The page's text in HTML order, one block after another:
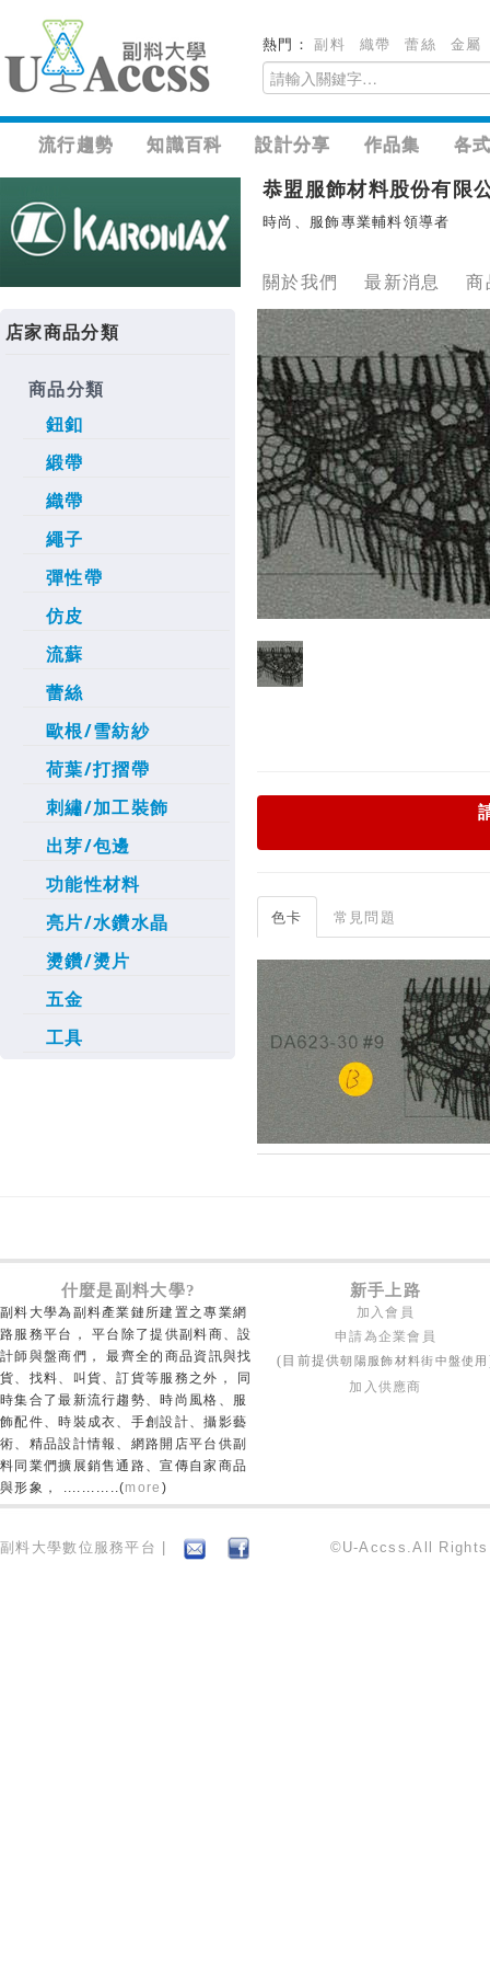
熱門：副料 織帶 蕾絲 金屬
流行趨勢 知識百科 設計分享 作品集 各
恭盟服飾材料股份有限
時尚、服飾專業輔料領導者
關於我們 最新消息 商
店家商品分類
商品分類
鈕釦
緞帶
織帶
繩子
彈性帶
仿皮
流蘇
蕾絲
歐根/雪紡紗
荷葉/打摺帶
刺繡/加工裝飾
出芽/包邊
功能性材料
亮片/水鑽水晶
燙鑽/燙片
五金
工具
色卡 常見問題
什麼是副料大學? 新手上路
副料大學為副料產業鏈所建置之專業網
路服務平台， 平台除了提供副料商、設
計師與盤商們， 最齊全的商品資訊與找
貨、找料、叫貨、訂貨等服務之外， 同
時集合了最新流行趨勢、時尚風格、服
飾配件、時裝成衣、手創設計、攝影藝
術、精品設計情報、網路開店平台供副
料同業們擴展銷售通路、宣傳自家商品
與形象， ............(more )
加入會員
申請為企業會員
(目前提供朝陽服飾材料街中盤使用
加入供應商
副料大學數位服務平台 | ©U-Accss.All Rights